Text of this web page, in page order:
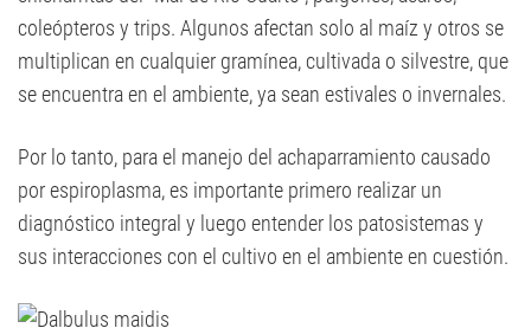
coleópteros y trips. Algunos afectan solo al maíz y otros se
multiplican en cualquier gramínea, cultivada o silvestre, que
se encuentra en el ambiente, ya sean estivales o invernales.
Por lo tanto, para el manejo del achaparramiento causado
por espiroplasma, es importante primero realizar un
diagnóstico integral y luego entender los patosistemas y
sus interacciones con el cultivo en el ambiente en cuestión.